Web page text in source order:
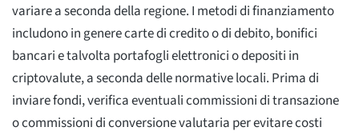
variare a seconda della regione. I metodi di finanziamento
includono in genere carte di credito o di debito, bonifici
bancari e talvolta portafogli elettronici o depositi in
criptovalute, a seconda delle normative locali. Prima di
inviare fondi, verifica eventuali commissioni di transazione
o commissioni di conversione valutaria per evitare costi